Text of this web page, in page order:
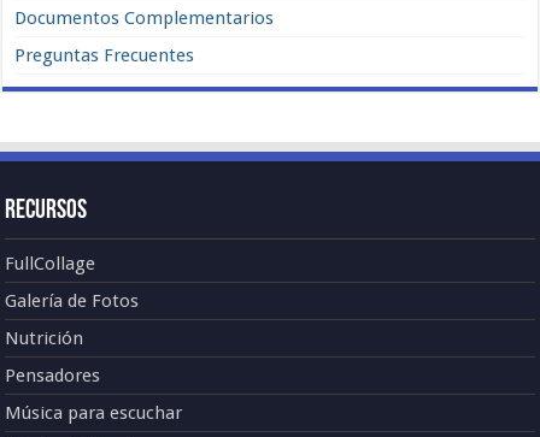
Documentos Complementarios
Preguntas Frecuentes
Recursos
FullCollage
Galería de Fotos
Nutrición
Pensadores
Música para escuchar